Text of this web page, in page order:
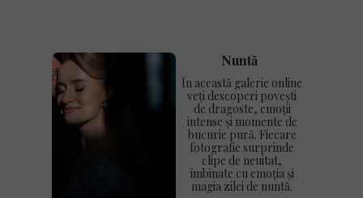
Nuntă
În această galerie online
veți descoperi povești
de dragoste, emoții
intense și momente de
bucurie pură. Fiecare
fotografie surprinde
clipe de neuitat,
îmbinate cu emoția și
magia zilei de nuntă.